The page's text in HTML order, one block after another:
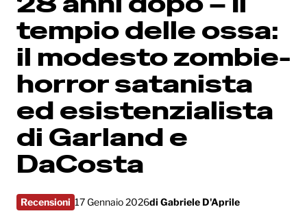
tempio delle ossa:
il modesto zombie-
horror satanista
ed esistenzialista
di Garland e
DaCosta
Recensioni 17 Gennaio 2026di Gabriele D'Aprile